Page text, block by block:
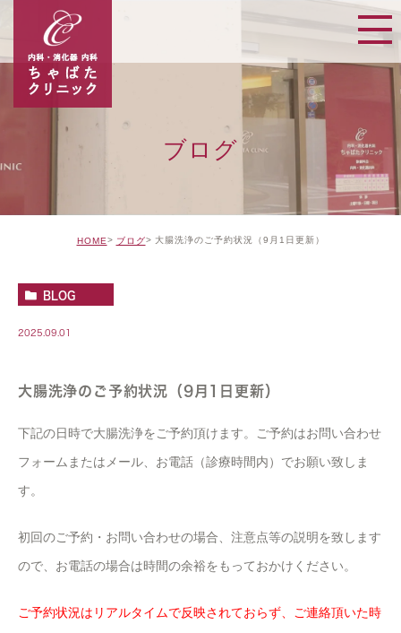
ブログ
HOME ブログ 大腸洗浄のご予約状況（9月1日更新）
BLOG
2025.09.01
大腸洗浄のご予約状況（9月1日更新）
下記の日時で大腸洗浄をご予約頂けます。ご予約はお問い合わせ
フォームまたはメール、お電話（診療時間内）でお願い致しま
す。
初回のご予約・お問い合わせの場合、注意点等の説明を致します
ので、お電話の場合は時間の余裕をもっておかけください。
ご予約状況はリアルタイムで反映されておらず、ご連絡頂いた時